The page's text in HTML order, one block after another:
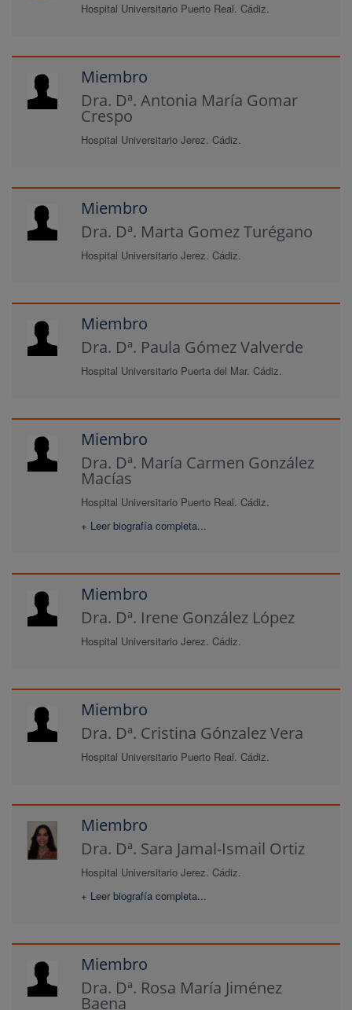
Hospital Universitario Puerto Real. Cádiz.
Miembro
Dra. Dª. Antonia María Gomar
Crespo
Hospital Universitario Jerez. Cádiz.
Miembro
Dra. Dª. Marta Gomez Turégano
Hospital Universitario Jerez. Cádiz.
Miembro
Dra. Dª. Paula Gómez Valverde
Hospital Universitario Puerta del Mar. Cádiz.
Miembro
Dra. Dª. María Carmen González
Macías
Hospital Universitario Puerto Real. Cádiz.
+ Leer biografía completa...
Miembro
Dra. Dª. Irene González López
Hospital Universitario Jerez. Cádiz.
Miembro
Dra. Dª. Cristina Gónzalez Vera
Hospital Universitario Puerto Real. Cádiz.
Miembro
Dra. Dª. Sara Jamal-Ismail Ortiz
Hospital Universitario Jerez. Cádiz.
+ Leer biografía completa...
Miembro
Dra. Dª. Rosa María Jiménez
Baena